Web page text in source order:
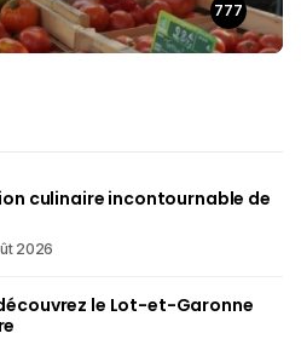
777
culinaire incontournable de
2026
le Lot-et-Garonne